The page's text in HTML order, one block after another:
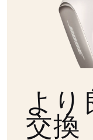
より
交換